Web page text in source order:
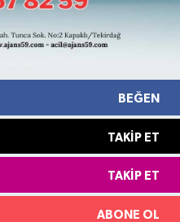
BEĞEN
TAKIP ET
TAKIP ET
ABONE OL